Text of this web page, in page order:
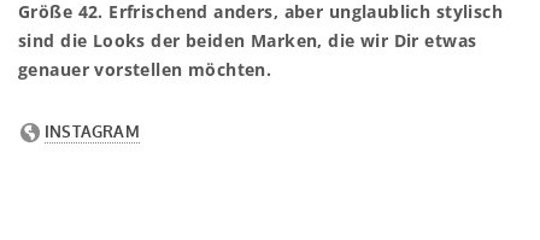
Größe 42. Erfrischend anders, aber unglaublich stylisch
sind die Looks der beiden Marken, die wir Dir etwas
genauer vorstellen möchten.